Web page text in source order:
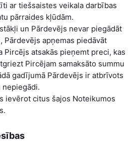
ar tiešsaistes veikala darbības
pārraides kļūdām.
un Pārdevējs nevar piegādāt
Pārdevējs apņemas piedāvāt
atsakās pieņemt preci, kas
Pircējam samaksāto summu
gadījumā Pārdevējs ir atbrīvots
ievērot citus šajos Noteikumos